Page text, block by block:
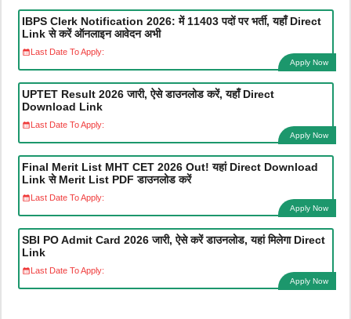
IBPS Clerk Notification 2026: में 11403 पदों पर भर्ती, यहाँ Direct
Link से करें ऑनलाइन आवेदन अभी
Last Date To Apply:
Apply Now
UPTET Result 2026 जारी, ऐसे डाउनलोड करें, यहाँ Direct
Download Link
Last Date To Apply:
Apply Now
Final Merit List MHT CET 2026 Out! यहां Direct Download
Link से Merit List PDF डाउनलोड करें
Last Date To Apply:
Apply Now
SBI PO Admit Card 2026 जारी, ऐसे करें डाउनलोड, यहां मिलेगा Direct
Link
Last Date To Apply:
Apply Now